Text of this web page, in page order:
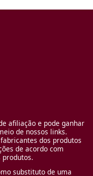
afiliação e pode ganhar
de nossos links.
dos produtos
de acordo com
produtos.
substituto de uma